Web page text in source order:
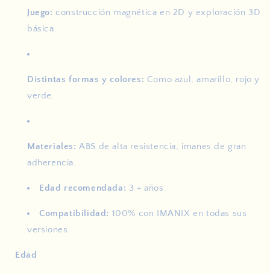
Juego:construcción magnética en 2D y exploración 3D
básica.
Distintas formas y colores: Como azul, amarillo, rojo y
verde.
Materiales:ABS de alta resistencia; imanes de gran
adherencia.
Edad recomendada: 3 + años.
Compatibilidad: 100% con IMANIX en todas sus
versiones.
Edad